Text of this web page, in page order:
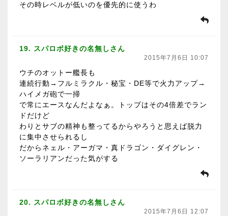
その時レベルが低いのを優先的に使うわ
19. スパロボ好きの名無しさん
2015年7月6日 10:07
ウチのオットー艦長も
連続行動→フルミラクル・秘宝・DE等で火力アップ→
ハイメガ砲で一掃
で常にエースなんだよなぁ。トップはその4倍差でラン
ドだけど
わりとサブの精神も整ってるからやろうと思えば脱力
に集中させられるし
だからネェル・アーガマ・真ドラゴン・ダイグレン・
ソーラリアンだった気がする
20. スパロボ好きの名無しさん
2015年7月6日 12:07